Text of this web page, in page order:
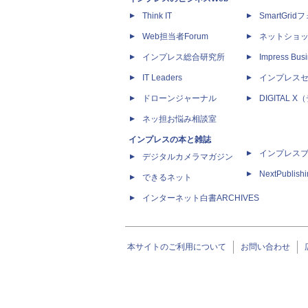
Think IT
Web担当者Forum
インプレス総合研究所
IT Leaders
ドローンジャーナル
ネッ担お悩み相談室
インプレスの本と雑誌
デジタルカメラマガジン
できるネット
インターネット白書ARCHIVES
SmartGridフ
ネットショ
Impress
インプレス
DIGITAL X（
インプレス
本サイトのご利用について お問い合わせ